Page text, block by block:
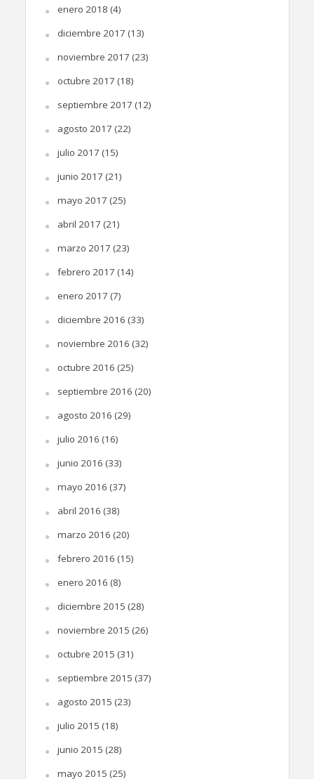
enero 2018 (4)
diciembre 2017 (13)
noviembre 2017 (23)
octubre 2017 (18)
septiembre 2017 (12)
agosto 2017 (22)
julio 2017 (15)
junio 2017 (21)
mayo 2017 (25)
abril 2017 (21)
marzo 2017 (23)
febrero 2017 (14)
enero 2017 (7)
diciembre 2016 (33)
noviembre 2016 (32)
octubre 2016 (25)
septiembre 2016 (20)
agosto 2016 (29)
julio 2016 (16)
junio 2016 (33)
mayo 2016 (37)
abril 2016 (38)
marzo 2016 (20)
febrero 2016 (15)
enero 2016 (8)
diciembre 2015 (28)
noviembre 2015 (26)
octubre 2015 (31)
septiembre 2015 (37)
agosto 2015 (23)
julio 2015 (18)
junio 2015 (28)
mayo 2015 (25)